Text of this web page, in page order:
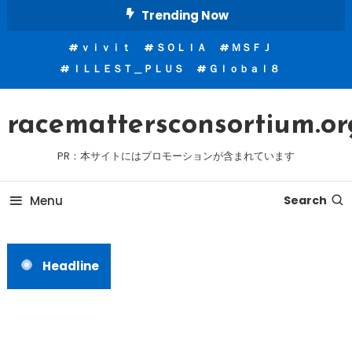
Trending Now
ｖｉｖｉｔ ＳＯＬＩＡ
ＭＳＦＪ
ＩＬＬＥＳＴ＿ＰＬＵＳ
Ｇｌｏｂａｌ８
PR：本サイトにはプロモーションが含まれています
Menu Search
Headline